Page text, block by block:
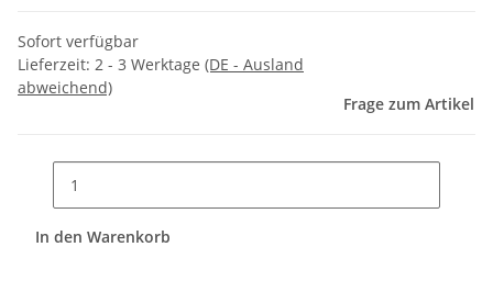
Sofort verfügbar
Lieferzeit: 2 - 3 Werktage (DE - Ausland
abweichend)
Frage zum Artikel
In den Warenkorb